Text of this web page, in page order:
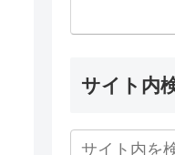
サイト内